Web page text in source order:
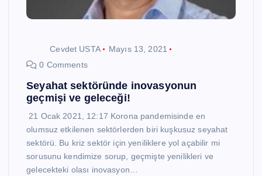
Cevdet USTA
Mayıs 13, 2021
0 Comments
Seyahat sektöründe inovasyonun
geçmişi ve geleceği!
21 Ocak 2021, 12:17 Korona pandemisinde en
olumsuz etkilenen sektörlerden biri kuşkusuz seyahat
sektörü. Bu kriz sektör için yeniliklere yol açabilir mi
sorusunu kendimize sorup, geçmişte yenilikleri ve
gelecekteki olası inovasyon…